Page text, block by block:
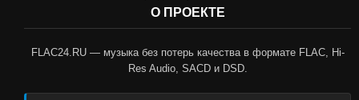
О ПРОЕКТЕ
FLAC24.RU — музыка без потерь качества в формате FLAC, Hi-
Res Audio, SACD и DSD.